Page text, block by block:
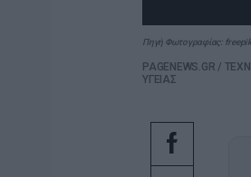
Πηγή Φωτογραφίας: freepik
PAGENEWS.GR /
ΥΓΕΙΑΣ